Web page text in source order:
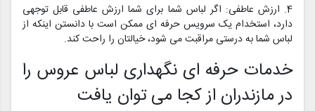
4. ارزش عاطفی: اگر لباس شما برای شما ارزش عاطفی قابل توجهی
دارد، استخدام یک سرویس حرفه ای ممکن است با دانستن اینکه از
لباس شما به درستی مراقبت می شود، خیالتان را راحت کند.
خدمات حرفه ای نگهداری لباس عروس را
در مازندران از کجا می توان یافت